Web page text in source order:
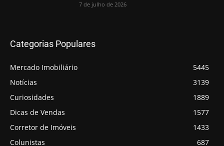
7 de julho de 2026
Categorias Populares
Mercado Imobiliário
5445
Notícias
3139
Curiosidades
1889
Dicas de Vendas
1577
Corretor de Imóveis
1433
Colunistas
687